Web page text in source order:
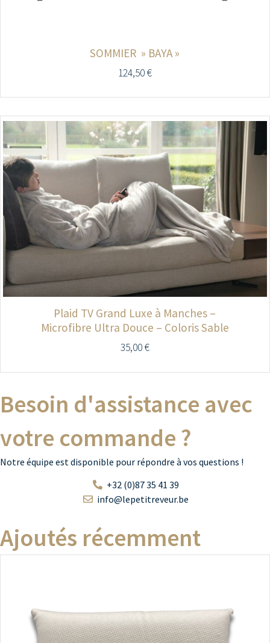
SOMMIER » BAYA »
124,50€
Plaid TV Grand Luxe à Manches –
Microfibre Ultra Douce – Coloris Sable
35,00€
Besoin d'assistance avec
votre commande ?
Notre équipe est disponible pour répondre à vos questions !
+32 (0)87 35 41 39
info@lepetitreveur.be
Ajoutés récemment